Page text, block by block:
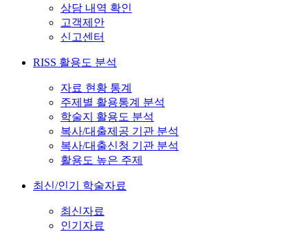
상담 내역 확인
고객제안
신고센터
RISS 활용도 분석
자료 현황 통계
주제별 활용통계 분석
학술지 활용도 분석
복사/대출제공 기관 분석
복사/대출신청 기관 분석
활용도 높은 주제
최신/인기 학술자료
최신자료
인기자료